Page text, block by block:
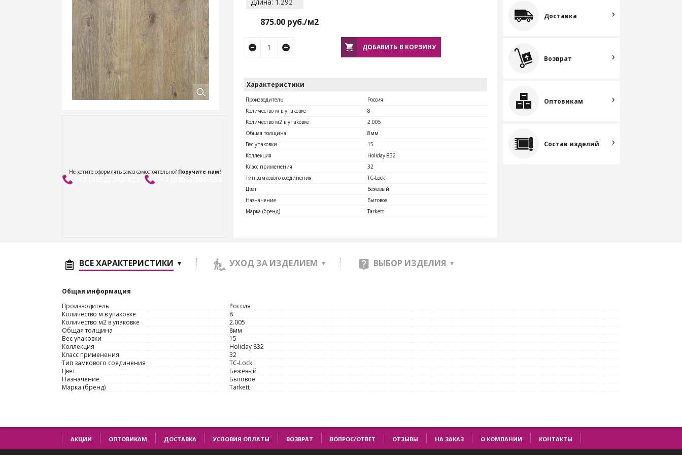
Не хотите оформлять заказ самостоятельно? Поручите нам!
875.00руб./м2
ДОБАВИТЬ В КОРЗИНУ
Характеристики
Производитель
Россия
Количество м в упаковке
8
Количество м2 в упаковке
2.005
Общая толщина
8мм
Вес упаковки
15
Коллекция
Holiday 832
Класс применения
32
Тип замкового соединения
TС-Lock
Цвет
Бежевый
Назначение
Бытовое
Марка (бренд)
Tarkett
Доставка
Возврат
Оптовикам
Состав изделий
ВСЕ ХАРАКТЕРИСТИКИ УХОД ЗА ИЗДЕЛИЕМ ВЫБОР ИЗДЕЛИЯ
Общая информация
Производитель
Россия
Количество м в упаковке
8
Количество м2 в упаковке
2.005
Общая толщина
8мм
Вес упаковки
15
Коллекция
Holiday 832
Класс применения
32
Тип замкового соединения
TС-Lock
Цвет
Бежевый
Назначение
Бытовое
Марка (бренд)
Tarkett
АКЦИИ ОПТОВИКАМ ДОСТАВКА УСЛОВИЯ ОПЛАТЫ ВОЗВРАТ ВОПРОС/ОТВЕТ ОТЗЫВЫ НА ЗАКАЗ О КОМПАНИИ КОНТАКТЫ